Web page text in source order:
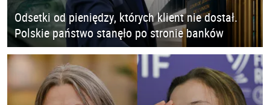
Odsetki od pieniędzy, których klient nie dostał.
Polskie państwo stanęło po stronie banków